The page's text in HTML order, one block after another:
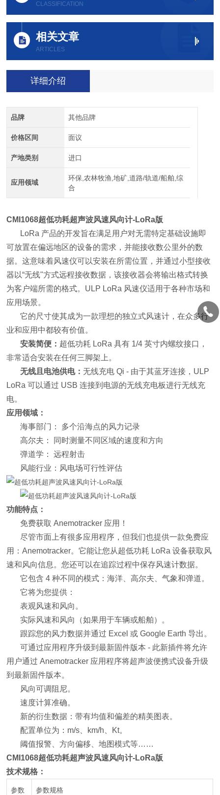
CLASSIFICATION
相关文章
ARTICLES
详细介绍
品牌 其他品牌
价格区间 面议
产地类别 进口
应用领域
环保,农林牧渔,地矿,道路/轨道/船舶,综
合
CMI1068超低功耗超声波风速风向计-LoRa版
LoRa 产品的开发旨在满足用户对无需特定基础设施即
可放置在偏远地区的设备的需求，并能接收数公里外的数
据。这意味着风速仪可以安装在所需位置，并通过小型接收
器以“无线"方式远程接收数据，该接收器会将输出格式转换
为客户端所需的格式。ULP LoRa 风速仪适用于各种市场和
应用场景。
它的尺寸使其成为一款理想的独立式风速计，在众多行
业和应用中都较有价值。
安装简便： 超低功耗 LoRa 具有 1/4 英寸内螺纹接口，
非常适合安装在任何三脚架上。
无线且电池供电：无线充电 Qi - 由于其蓝牙连接，ULP
LoRa 可以通过 USB 连接到电源的无线充电板进行无线充
电。
应用领域：
海事部门： 多个沿海点的风力记录
高尔夫： 同时测量不同区域的速度和方向
弹道学： 远程射击
风能行业：风电场可行性评估
功能特点：
免费获取 Anemotracker 应用！
尽管市面上有很多应用程序，但我们也提供一款免费应
用：Anemotracker。它能让您从超低功耗 LoRa 设备获取风
速和风向信息。您还可以在追踪过程中保存风速计数据。
它包含 4 种不同的模式：海洋、高尔夫、气象和弹道。
它将为您提供：
表观风速和风向。
实际风速和风向（如果用于车辆或船舶）。
跟踪您的风力数据并通过 Excel 或 Google Earth 导出。
可通过应用程序升级到最新固件版本 - 此新插件将允许
用户通过 Anemotracker 应用程序将超声波便携式设备升级
到最新固件版本。
风向可调阻尼。
速度计算准确。
新的衍生数据：带有均值和偏差的精美图表。
配置单位为：m/s、km/h、Kt。
阈值报警、方向偏移、地图模式等……
CMI1068超低功耗超声波风速风向计-LoRa版
技术规格：
参数 参数规格